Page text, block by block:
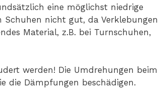
eine möglichst niedrige
nicht gut, da Verklebungen
Material, z.B. bei Turnschuhen,
werden! Die Umdrehungen beim
die Dämpfungen beschädigen.